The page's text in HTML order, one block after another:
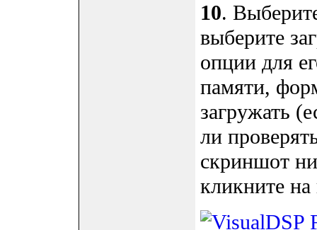
10.
выберите
опции для
памяти,
загружать
ли
скриншот
кликните